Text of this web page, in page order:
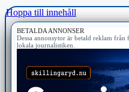
Hoppa till innehåll
BETALDA ANNONSER
Dessa annonsytor är betald reklam från
lokala journalistiken.